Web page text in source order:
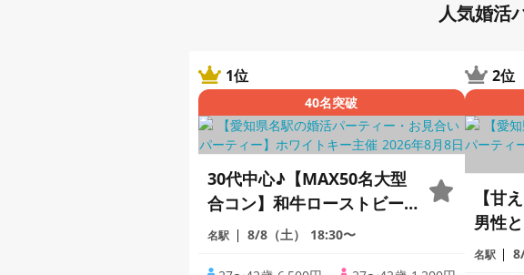
人気婚活
1位
40名突破
30代中心♪【MAX50名大型
合コン】和牛ローストビー
フと人気ドーナツのコラボ
名駅 8/8（土） 18:30〜
2位
【甘
男性
れた
名駅